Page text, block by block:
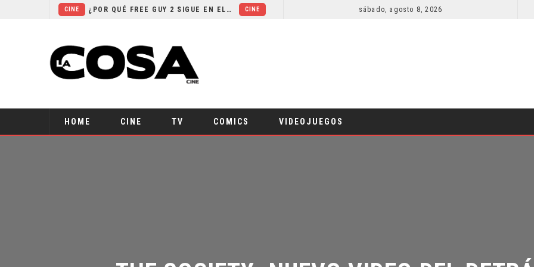
CINE ¿POR QUÉ FREE GUY 2 SIGUE EN EL LIMBO? CINE
LA NOCHE DEL DEMONIO: ESTÁN ENTRE NOSOTROS – TRAILER FINAL
sábado, agosto 8, 2026
HOME CINE TV COMICS VIDEOJUEGOS